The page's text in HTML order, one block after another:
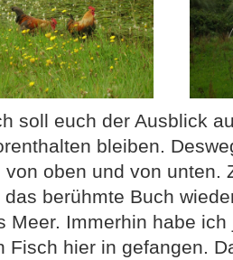
soll euch der Ausblick
bleiben.
von oben und von unten.
berühmte Buch
Meer. Immerhin habe
Fisch hier in gefangen.